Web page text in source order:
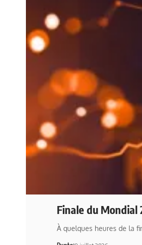
Finale du
À quelques heures de la